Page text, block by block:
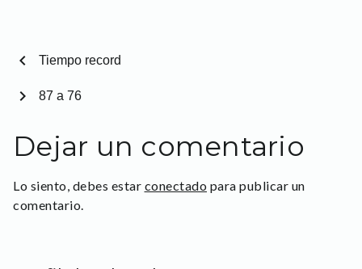
chevron_left Tiempo record
87 a 76
chevron_right
Dejar un comentario
Lo siento, debes estar conectado para publicar un
comentario.